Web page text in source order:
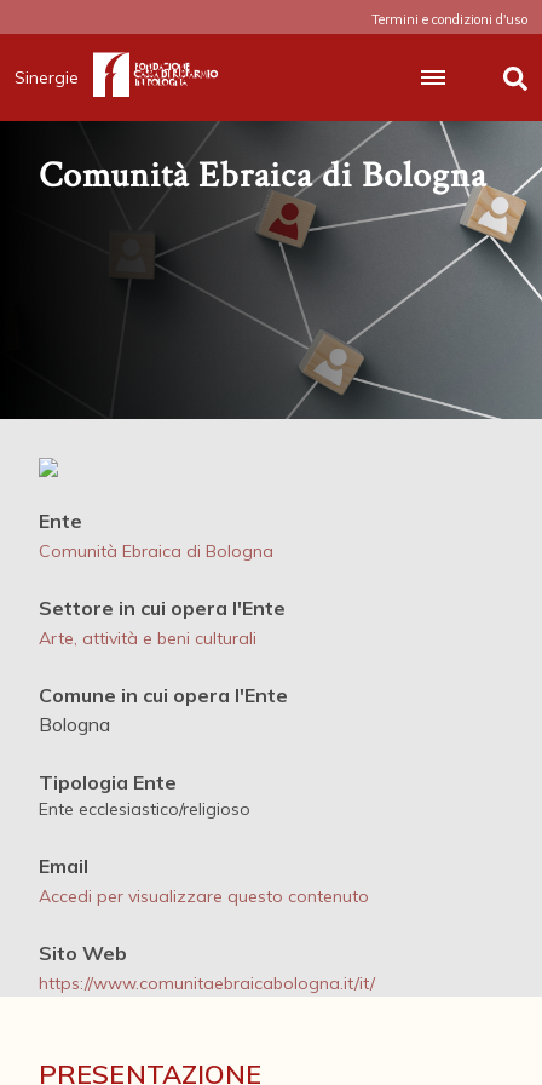
Termini e condizioni d'uso
Sinergie
Comunità Ebraica di Bologna
Ente
Comunità Ebraica di Bologna
Settore in cui opera l'Ente
Arte, attività e beni culturali
Comune in cui opera l'Ente
Bologna
Tipologia Ente
Ente ecclesiastico/religioso
Email
Accedi per visualizzare questo contenuto
Sito Web
https://www.comunitaebraicabologna.it/it/
PRESENTAZIONE